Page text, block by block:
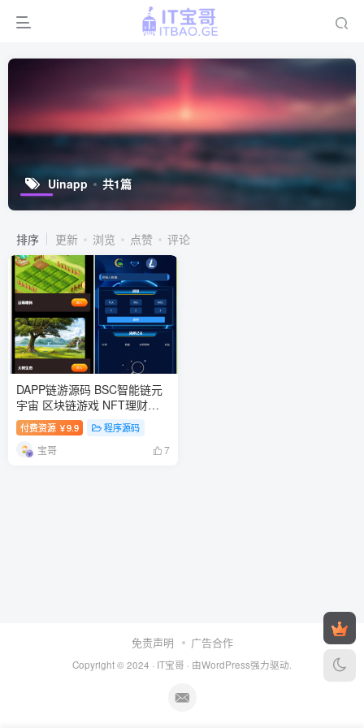
Uinapp 共1篇
排序 更新 浏览 点赞 评论
DAPP链游源码 BSC智能链元
宇宙 区块链游戏 NFT理财商
城 后端PHP+前端Uinapp源码
付费资源 ￥9.9 程序源码
宝哥 7
免责声明 广告合作
Copyright © 2024 · IT宝哥 · 由WordPress强力驱动.